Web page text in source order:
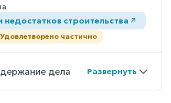
недостатков строительства
Удовлетворено частично
дела